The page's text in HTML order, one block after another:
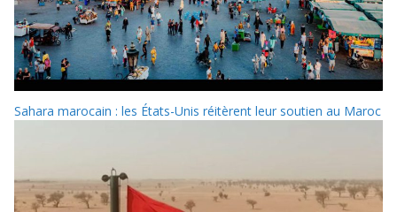
Sahara marocain : les États-Unis réitèrent leur soutien au Maroc